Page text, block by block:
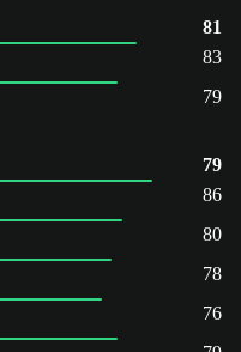
81
83
79
79
86
80
78
76